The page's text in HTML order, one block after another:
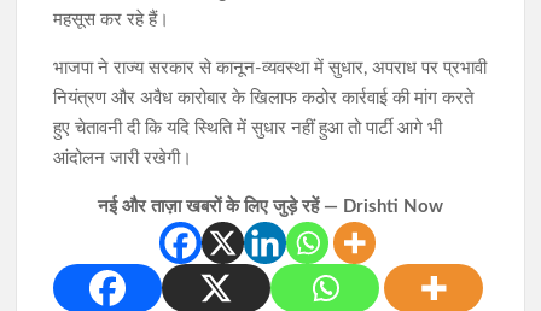
महसूस कर रहे हैं।
भाजपा ने राज्य सरकार से कानून-व्यवस्था में सुधार, अपराध पर प्रभावी
नियंत्रण और अवैध कारोबार के खिलाफ कठोर कार्रवाई की मांग करते
हुए चेतावनी दी कि यदि स्थिति में सुधार नहीं हुआ तो पार्टी आगे भी
आंदोलन जारी रखेगी।
नई और ताज़ा खबरों के लिए जुड़े रहें — Drishti Now